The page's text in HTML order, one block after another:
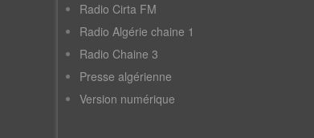
Radio Cirta FM
Radio Algérie chaine 1
Radio Chaine 3
Presse algérienne
Version numérique